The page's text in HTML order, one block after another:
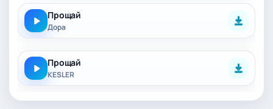
Прощай
Дора
Прощай
KESLER